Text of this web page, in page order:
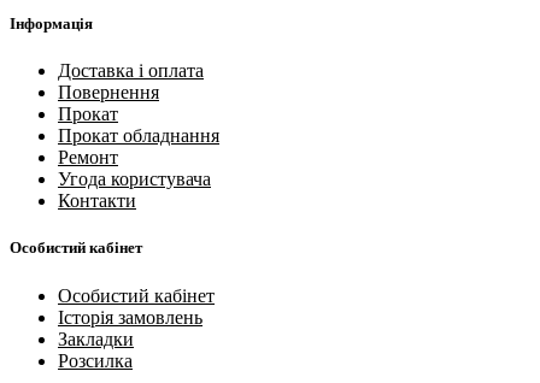
Інформація
Доставка і оплата
Повернення
Прокат
Прокат обладнання
Ремонт
Угода користувача
Контакти
Особистий кабінет
Особистий кабінет
Історія замовлень
Закладки
Розсилка